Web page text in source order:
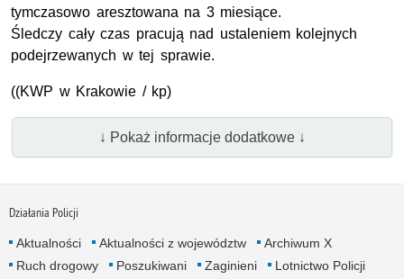
tymczasowo aresztowana na 3 miesiące.
Śledczy cały czas pracują nad ustaleniem kolejnych
podejrzewanych w tej sprawie.
((KWP w Krakowie / kp)
↓ Pokaż informacje dodatkowe ↓
Działania Policji
Aktualności Aktualności z województw
Archiwum X
Ruch drogowy
Poszukiwani Zaginieni
Lotnictwo Policji